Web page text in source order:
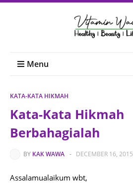
Menu
KATA-KATA HIKMAH
Kata-Kata Hikmah
Berbahagialah
BY KAK WAWA - DECEMBER 16, 2015
Assalamualaikum wbt,